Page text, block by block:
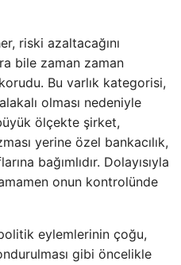
riski azaltacağını
bile zaman zaman
Bu varlık kategorisi,
olması nedeniyle
ölçekte şirket,
yerine özel bankacılık,
bağımlıdır. Dolayısıyla
onun kontrolünde
eylemlerinin çoğu,
gibi öncelikle